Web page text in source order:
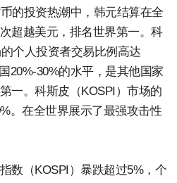
的投资热潮中，韩元结算在全
超越美元，排名世界第一。科
个人投资者交易比例高达
20%-30%的水平，是其他国家
一。科斯皮（KOSPI）市场的
。在全世界展示了最强攻击性
数（KOSPI）暴跌超过5%，个